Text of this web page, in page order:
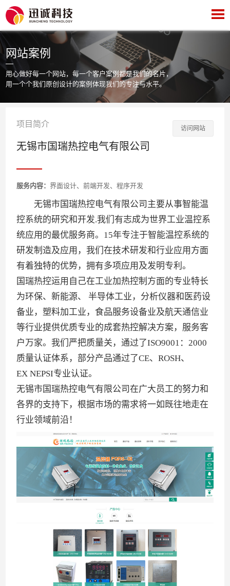
网站案例
用心做好每一个网站，每一个客户案例都是我们的名片，
用一个个我们原创设计的案例体现我们的专注与水平。
项目简介
无锡市国瑞热控电气有限公司
服务内容：界面设计、前端开发、程序开发
访问网站
无锡市国瑞热控电气有限公司主要从事智能温
控系统的研究和开发.我们有志成为世界工业温控系
统应用的最优服务商。15年专注于智能温控系统的
研发制造及应用，我们在技术研发和行业应用方面
有着独特的优势，拥有多项应用及发明专利。
国瑞热控运用自己在工业加热控制方面的专业特长
为环保、新能源、 半导体工业，分析仪器和医药设
备业，塑料加工业，食品服务设备业及航天通信业
等行业提供优质专业的成套热控解决方案，服务客
户万家。我们严把质量关，通过了ISO9001：2000
质量认证体系，部分产品通过了CE、ROSH、
EX NEPSI专业认证。
无锡市国瑞热控电气有限公司在广大员工的努力和
各界的支持下，根据市场的需求将一如既往地走在
行业领域前沿！